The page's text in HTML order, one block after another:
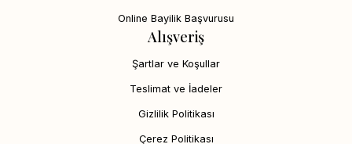
Online Bayilik Başvurusu
Alışveriş
Şartlar ve Koşullar
Teslimat ve İadeler
Gizlilik Politikası
Çerez Politikası